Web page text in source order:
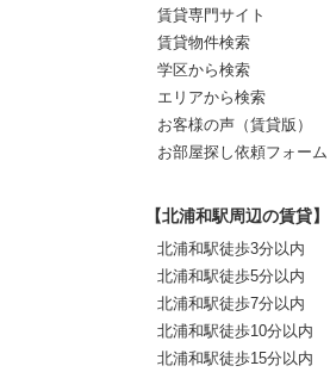
賃貸専門サイト
賃貸物件検索
学区から検索
エリアから検索
お客様の声（賃貸版）
お部屋探し依頼フォーム
【北浦和駅周辺の賃貸】
北浦和駅徒歩3分以内
北浦和駅徒歩5分以内
北浦和駅徒歩7分以内
北浦和駅徒歩10分以内
北浦和駅徒歩15分以内